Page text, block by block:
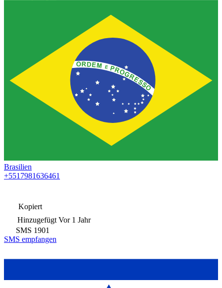
Brasilien
+5517981636461
Kopiert
Hinzugefügt Vor 1 Jahr
SMS 1901
SMS empfangen